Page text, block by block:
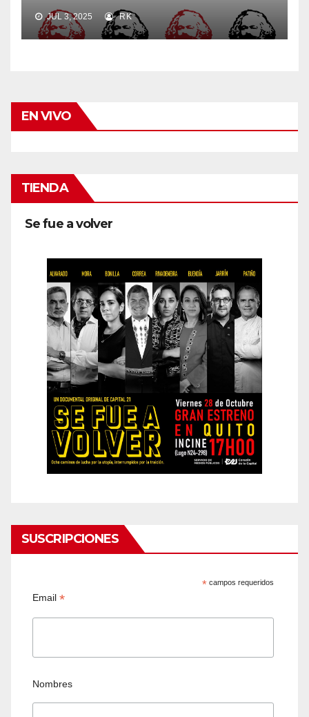
JUL 3, 2025 RK
EN VIVO
TIENDA
Se fue a volver
SUSCRIPCIONES
* campos requeridos
Email*
Nombres